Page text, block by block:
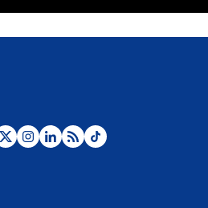
Posesión de Abelardo De La Espriella